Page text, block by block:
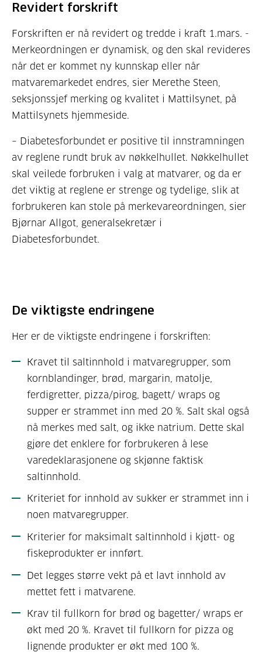
Revidert forskrift
Forskriften er nå revidert og tredde i kraft 1.mars. -
Merkeordningen er dynamisk, og den skal revideres
når det er kommet ny kunnskap eller når
matvaremarkedet endres, sier Merethe Steen,
seksjonssjef merking og kvalitet i Mattilsynet, på
Mattilsynets hjemmeside.
– Diabetesforbundet er positive til innstramningen
av reglene rundt bruk av nøkkelhullet. Nøkkelhullet
skal veilede forbruken i valg at matvarer, og da er
det viktig at reglene er strenge og tydelige, slik at
forbrukeren kan stole på merkevareordningen, sier
Bjørnar Allgot, generalsekretær i
Diabetesforbundet.
De viktigste endringene
Her er de viktigste endringene i forskriften:
Kravet til saltinnhold i matvaregrupper, som
kornblandinger, brød, margarin, matolje,
ferdigretter, pizza/pirog, bagett/ wraps og
supper er strammet inn med 20 %. Salt skal også
nå merkes med salt, og ikke natrium. Dette skal
gjøre det enklere for forbrukeren å lese
varedeklarasjonene og skjønne faktisk
saltinnhold.
Kriteriet for innhold av sukker er strammet inn i
noen matvaregrupper.
Kriterier for maksimalt saltinnhold i kjøtt- og
fiskeprodukter er innført.
Det legges større vekt på et lavt innhold av
mettet fett i matvarene.
Krav til fullkorn for brød og bagetter/ wraps er
økt med 20 %. Kravet til fullkorn for pizza og
lignende produkter er økt med 100 %.